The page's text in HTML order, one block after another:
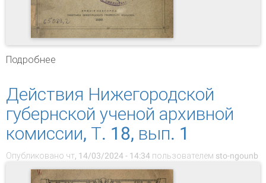
Подробнее
Действия Нижегородской
губернской ученой архивной
комиссии, Т. 18, вып. 1
Опубликовано чт, 14/03/2024 - 14:34 пользователем sto-ngounb